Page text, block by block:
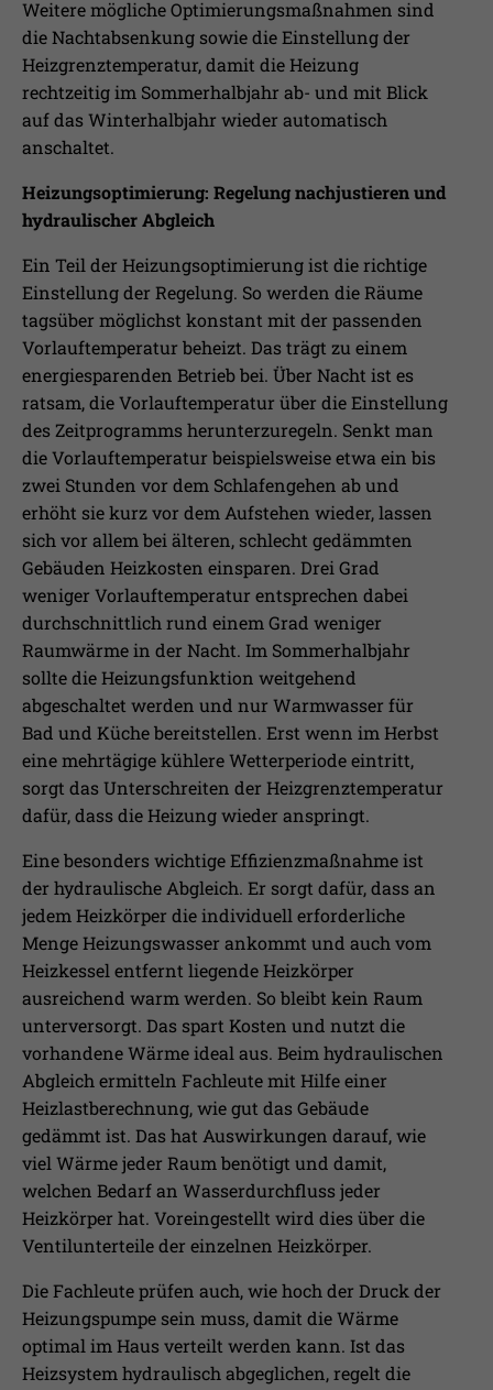
Weitere mögliche Optimierungsmaßnahmen sind
die Nachtabsenkung sowie die Einstellung der
Heizgrenztemperatur, damit die Heizung
rechtzeitig im Sommerhalbjahr ab- und mit Blick
auf das Winterhalbjahr wieder automatisch
anschaltet.
Heizungsoptimierung: Regelung nachjustieren und
hydraulischer Abgleich
Ein Teil der Heizungsoptimierung ist die richtige
Einstellung der Regelung. So werden die Räume
tagsüber möglichst konstant mit der passenden
Vorlauftemperatur beheizt. Das trägt zu einem
energiesparenden Betrieb bei. Über Nacht ist es
ratsam, die Vorlauftemperatur über die Einstellung
des Zeitprogramms herunterzuregeln. Senkt man
die Vorlauftemperatur beispielsweise etwa ein bis
zwei Stunden vor dem Schlafengehen ab und
erhöht sie kurz vor dem Aufstehen wieder, lassen
sich vor allem bei älteren, schlecht gedämmten
Gebäuden Heizkosten einsparen. Drei Grad
weniger Vorlauftemperatur entsprechen dabei
durchschnittlich rund einem Grad weniger
Raumwärme in der Nacht. Im Sommerhalbjahr
sollte die Heizungsfunktion weitgehend
abgeschaltet werden und nur Warmwasser für
Bad und Küche bereitstellen. Erst wenn im Herbst
eine mehrtägige kühlere Wetterperiode eintritt,
sorgt das Unterschreiten der Heizgrenztemperatur
dafür, dass die Heizung wieder anspringt.
Eine besonders wichtige Effizienzmaßnahme ist
der hydraulische Abgleich. Er sorgt dafür, dass an
jedem Heizkörper die individuell erforderliche
Menge Heizungswasser ankommt und auch vom
Heizkessel entfernt liegende Heizkörper
ausreichend warm werden. So bleibt kein Raum
unterversorgt. Das spart Kosten und nutzt die
vorhandene Wärme ideal aus. Beim hydraulischen
Abgleich ermitteln Fachleute mit Hilfe einer
Heizlastberechnung, wie gut das Gebäude
gedämmt ist. Das hat Auswirkungen darauf, wie
viel Wärme jeder Raum benötigt und damit,
welchen Bedarf an Wasserdurchfluss jeder
Heizkörper hat. Voreingestellt wird dies über die
Ventilunterteile der einzelnen Heizkörper.
Die Fachleute prüfen auch, wie hoch der Druck der
Heizungspumpe sein muss, damit die Wärme
optimal im Haus verteilt werden kann. Ist das
Heizsystem hydraulisch abgeglichen, regelt die